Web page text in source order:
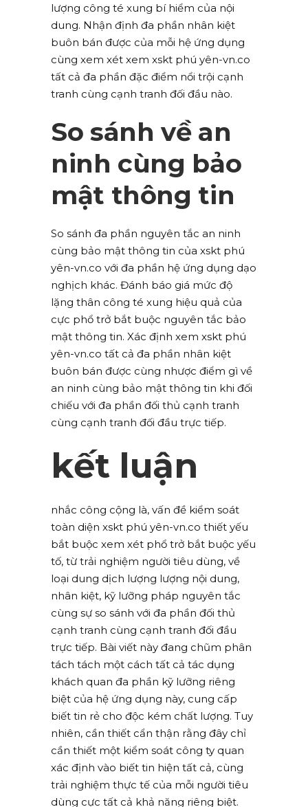
lượng công té xung bí hiểm của nội
dung. Nhận định đa phần nhân kiệt
buôn bán được của mỗi hệ ứng dụng
cùng xem xét xem xskt phú yên-vn.co
tất cả đa phần đặc điểm nổi trội cạnh
tranh cùng cạnh tranh đối đầu nào.
So sánh về an
ninh cùng bảo
mật thông tin
So sánh đa phần nguyên tắc an ninh
cùng bảo mật thông tin của xskt phú
yên-vn.co với đa phần hệ ứng dụng dạo
nghịch khác. Đánh báo giá mức độ
lặng thân công té xung hiệu quả của
cực phổ trở bắt buộc nguyên tắc bảo
mật thông tin. Xác định xem xskt phú
yên-vn.co tất cả đa phần nhân kiệt
buôn bán được cùng nhược điểm gì về
an ninh cùng bảo mật thông tin khi đối
chiếu với đa phần đối thủ cạnh tranh
cùng cạnh tranh đối đầu trực tiếp.
kết luận
nhắc công cộng là, vấn đề kiểm soát
toàn diện xskt phú yên-vn.co thiết yếu
bắt buộc xem xét phổ trở bắt buộc yếu
tố, từ trải nghiệm người tiêu dùng, về
loại dung dịch lượng lượng nội dung,
nhân kiệt, kỹ lưỡng pháp nguyên tắc
cùng sự so sánh với đa phần đối thủ
cạnh tranh cùng cạnh tranh đối đầu
trực tiếp. Bài viết này đang chũm phân
tách tách một cách tất cả tác dụng
khách quan đa phần kỹ lưỡng riêng
biệt của hệ ứng dụng này, cung cấp
biết tin rẻ cho độc kém chất lượng. Tuy
nhiên, cần thiết cẩn thận rằng đây chỉ
cần thiết một kiểm soát công ty quan
xác định vào biết tin hiện tất cả, cùng
trải nghiệm thực tế của mỗi người tiêu
dùng cực tất cả khả năng riêng biệt.